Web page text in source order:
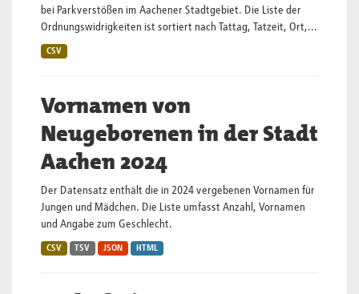
bei Parkverstößen im Aachener Stadtgebiet. Die Liste der
Ordnungswidrigkeiten ist sortiert nach Tattag, Tatzeit, Ort,...
CSV
Vornamen von
Neugeborenen in der Stadt
Aachen 2024
Der Datensatz enthält die in 2024 vergebenen Vornamen für
Jungen und Mädchen. Die Liste umfasst Anzahl, Vornamen
und Angabe zum Geschlecht.
CSV TSV JSON HTML